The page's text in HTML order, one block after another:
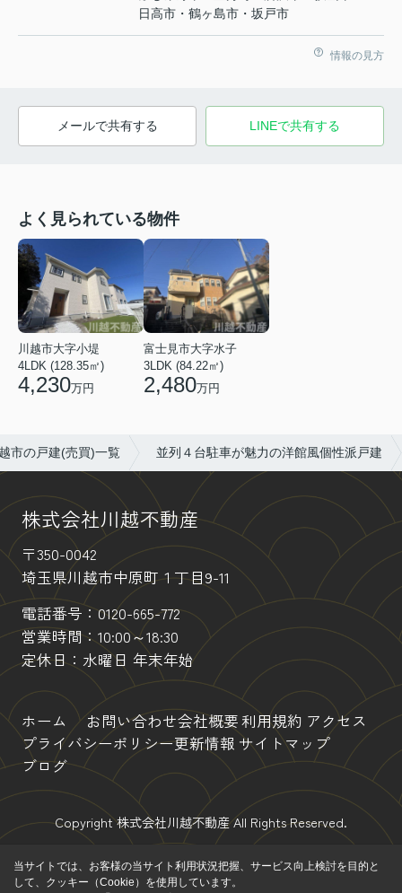
日高市・鶴ヶ島市・坂戸市
情報の見方
メールで共有する LINEで共有する
よく見られている物件
川越市大字小堤
4LDK (128.35㎡)
4,230万円
富士見市大字水子
3LDK (84.22㎡)
2,480万円
市の戸建(売買)一覧 並列４台駐車が魅力の洋館風個性派戸建
株式会社川越不動産
〒350-0042
埼玉県川越市中原町１丁目9-11
電話番号：0120-665-772
営業時間：10:00～18:30
定休日：水曜日 年末年始
ホーム お問い合わせ会社概要利用規約 アクセス
プライバシーポリシー更新情報 サイトマップ
ブログ
Copyright 株式会社川越不動産 All Rights Reserved.
当サイトでは、お客様の当サイト利用状況把握、サービス向上検討を目的と
して、クッキー（Cookie）を使用しています。